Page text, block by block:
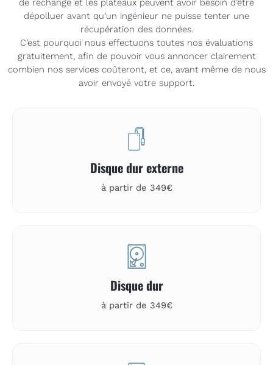
de rechange et les plateaux peuvent avoir besoin d’être
dépolluer avant qu’un ingénieur ne puisse tenter une
récupération des données.
C’est pourquoi nous effectuons toutes nos évaluations
gratuitement, afin de pouvoir vous annoncer clairement
combien nos services coûteront, et ce, avant même de nous
avoir envoyé votre support.
Disque dur externe
à partir de 349€
Disque dur
à partir de 349€